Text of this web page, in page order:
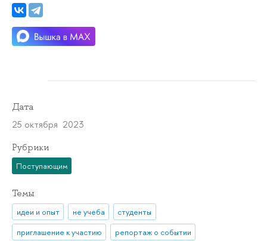
Дата
25 октября 2023
Рубрики
Поступающим
Темы
идеи и опыт не учеба
студенты
приглашение к участию
репортаж о событии